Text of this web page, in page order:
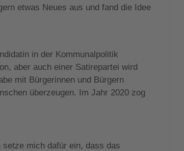
etwas Neues aus und fand die Idee
in der Kommunalpolitik
aber auch einer Satirepartei wird
mit Bürgerinnen und Bürgern
überzeugen. Im Jahr 2020 zog
mich dafür ein, dass das